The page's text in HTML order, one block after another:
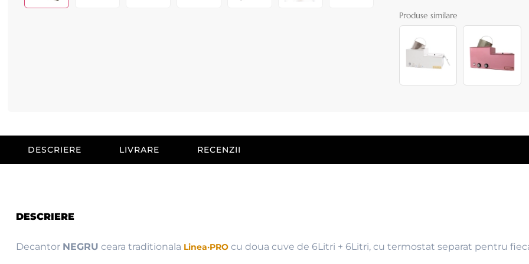
Produse similare
DESCRIERE LIVRARE RECENZII
DESCRIERE
Decantor NEGRU ceara traditionala Linea·PROcu doua cuve de 6Litri + 6Litri, cu termostat separat pentru